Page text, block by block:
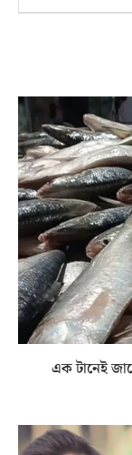
এক টানেই